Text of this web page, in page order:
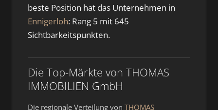
beste Position hat das Unternehmen in
Ennigerloh: Rang 5 mit 645
Sichtbarkeitspunkten.
Die Top-Märkte von THOMAS
IMMOBILIEN GmbH
Die regionale Verteilung von THOMAS